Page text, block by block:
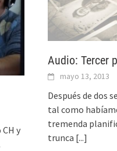
y
Audio: Tercer
mayo 13, 2013
Después de dos
tal como
tremenda
trunca [...]